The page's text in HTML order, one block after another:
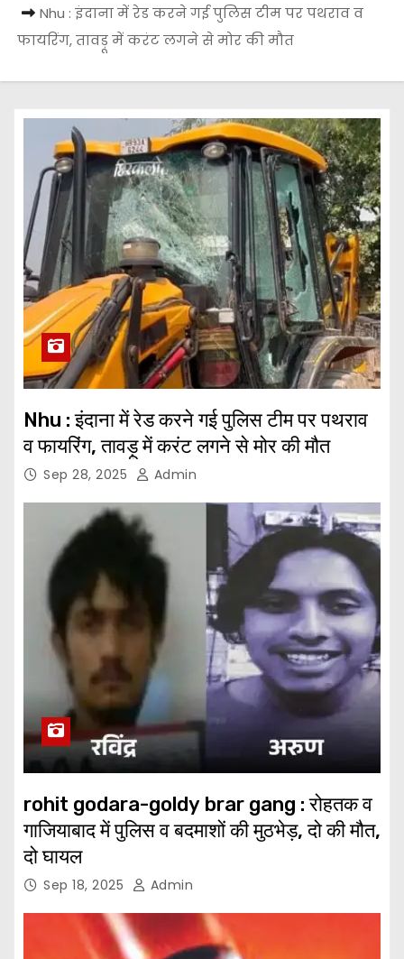
Nhu : इंदाना में रेड करने गई पुलिस टीम पर पथराव व
फायरिंग, तावड़ू में करंट लगने से मोर की मौत
Nhu : इंदाना में रेड करने गई पुलिस टीम पर पथराव
व फायरिंग, तावड़ू में करंट लगने से मोर की मौत
Sep 28, 2025 Admin
rohit godara-goldy brar gang : रोहतक व
गाजियाबाद में पुलिस व बदमाशों की मुठभेड़, दो की मौत,
दो घायल
Sep 18, 2025 Admin